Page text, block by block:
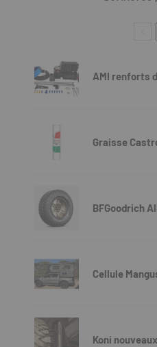
AMI renforts
Graisse
BFGoodrich
Cellule
Koni